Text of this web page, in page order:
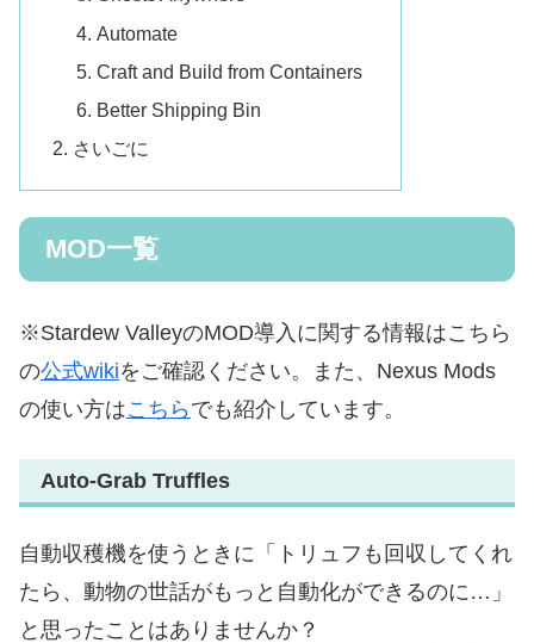
Automate
Craft and Build from Containers
Better Shipping Bin
さいごに
MOD一覧
※Stardew ValleyのMOD導入に関する情報はこちら
の公式wikiをご確認ください。また、Nexus Mods
の使い方はこちら でも紹介しています。
Auto-Grab Truffles
自動収穫機を使うときに「トリュフも回収してくれ
たら、動物の世話がもっと自動化ができるのに…」
と思ったことはありませんか？